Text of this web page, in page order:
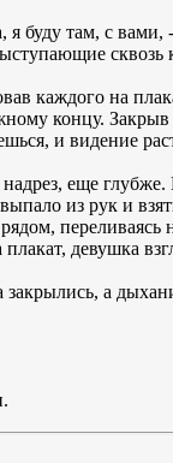
я буду там, с
сквозь
каждого на
концу.
и видение
еще
из рук и
плакат, девушка
закрылись, а